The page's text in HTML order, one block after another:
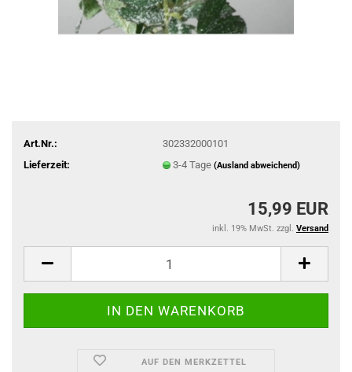
Art.Nr.:
302332000101
Lieferzeit:
3-4 Tage (Ausland abweichend)
15,99 EUR
inkl. 19% MwSt. zzgl. Versand
AUF DEN MERKZETTEL